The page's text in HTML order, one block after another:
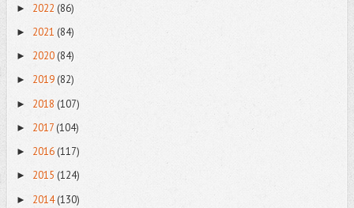
► 2022 (86)
► 2021 (84)
► 2020(84)
► 2019 (82)
► 2018 (107)
► 2017(104)
► 2016 (117)
► 2015 (124)
► 2014(130)